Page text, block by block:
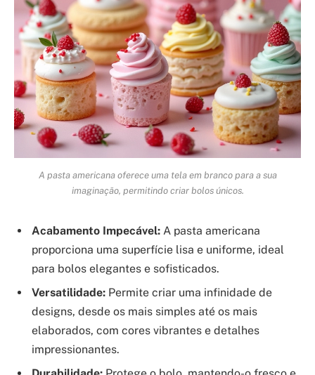
A pasta americana oferece uma tela em branco para a sua
imaginação, permitindo criar bolos únicos.
Acabamento Impecável: A pasta americana
proporciona uma superfície lisa e uniforme, ideal
para bolos elegantes e sofisticados.
Versatilidade: Permite criar uma infinidade de
designs, desde os mais simples até os mais
elaborados, com cores vibrantes e detalhes
impressionantes.